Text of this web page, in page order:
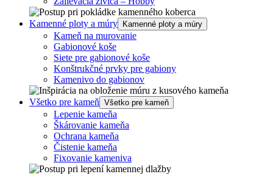
Kamenné ploty a múry Kamenné ploty a múry
Kameň na murovanie
Gabionové koše
Siete pre gabionové koše
Konštrukčné prvky pre gabiony
Kamenivo do gabionov
Všetko pre kameň Všetko pre kameň
Lepenie kameňa
Škárovanie kameňa
Ochrana kameňa
Čistenie kameňa
Fixovanie kameniva